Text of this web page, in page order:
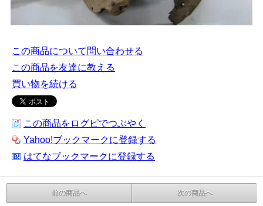
この商品について問い合わせる
この商品を友達に教える
買い物を続ける
この商品をログピでつぶやく
Yahoo!ブックマークに登録する
はてなブックマークに登録する
前の商品へ 次の商品へ